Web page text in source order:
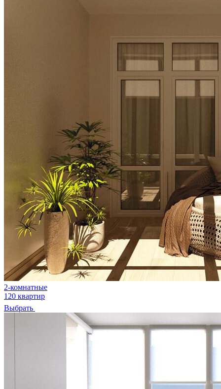
2-комнатные
120 квартир
Выбрать